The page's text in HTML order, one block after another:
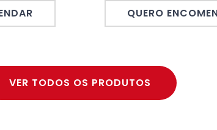
QUERO
VER TODOS OS PRODUTOS